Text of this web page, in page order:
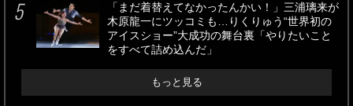
「まだ着替えてなかったんかい！」三浦璃来が
木原龍一にツッコミも…りくりゅう“世界初の
アイスショー”大成功の舞台裏「やりたいこと
をすべて詰め込んだ」
もっと見る